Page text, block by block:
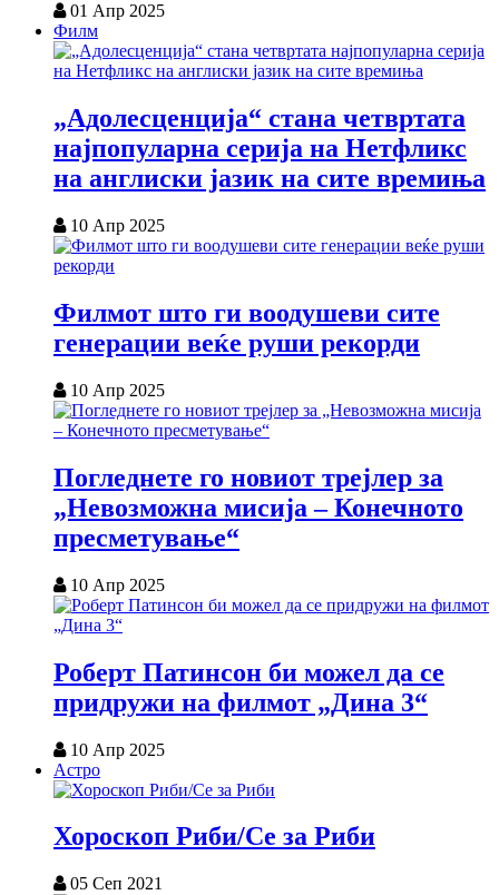
01 Апр 2025
Филм
„Адолесценција“ стана четвртата
најпопуларна серија на Нетфликс
на англиски јазик на сите времиња
10 Апр 2025
Филмот што ги воодушеви сите
генерации веќе руши рекорди
10 Апр 2025
Погледнете го новиот трејлер за
„Невозможна мисија – Конечното
пресметување“
10 Апр 2025
Роберт Патинсон би можел да се
придружи на филмот „Дина 3“
10 Апр 2025
Астро
Хороскоп Риби/Се за Риби
05 Сеп 2021